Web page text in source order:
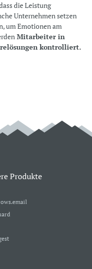
die Leistung
Unternehmen setzen
um Emotionen am
Mitarbeiter in
kontrolliert.
Produkte